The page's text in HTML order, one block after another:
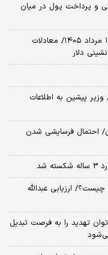
و پرداخت پول در میان
پیش‌بینی قیمت طلا، دلار و سکه امروز شنبه ۱۷ مرداد ۱۴۰۵/ معادلات
دلار
پیشین به اطلاعات
احتمال فرسایشی شدن
ارزیابی عبدالله
تهدید را به فرصت تبدیل